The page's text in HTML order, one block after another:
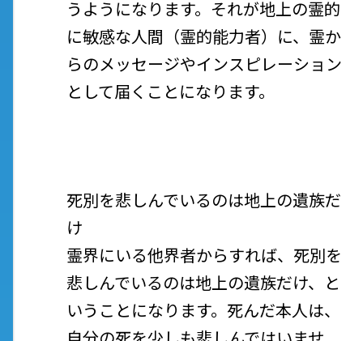
うようになります。それが地上の霊的
に敏感な人間（霊的能力者）に、霊か
らのメッセージやインスピレーション
として届くことになります。
死別を悲しんでいるのは地上の遺族だ
け
霊界にいる他界者からすれば、死別を
悲しんでいるのは地上の遺族だけ、と
いうことになります。死んだ本人は、